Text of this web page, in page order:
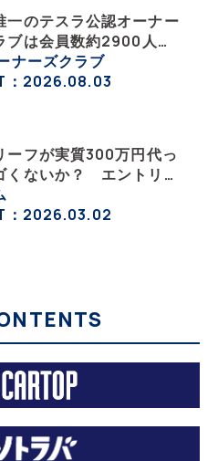
一のテスラ公認オーナー
ブは会員数約2900人の
団法人〈テスラオーナー
ブジャパン（TOCJ）〉
ナーズクラブ
：2026.08.03
ーフが実質300万円代っ
くないか？ エントリー
ド「B5」の中身を詳細
クした
：2026.03.02